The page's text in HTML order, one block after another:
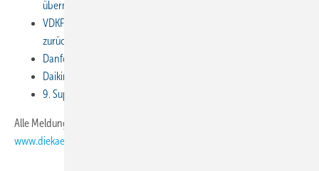
übernommen
VDKF-Mitgliederversammlung: Präsident Wolfgang Zaremski
zurückgetreten
Danfoss: Neues Büro in der Hamburger Hafencity eröffnet
Daikin: 4. Leading Air Convention in Norderstedt
9. Supermarkt-Symposium des ZVKKW: Hauptthema Kältemittel
Alle Meldungen finden Sie unter
www.diekaelte.de/Archiv/Meldungsarchiv